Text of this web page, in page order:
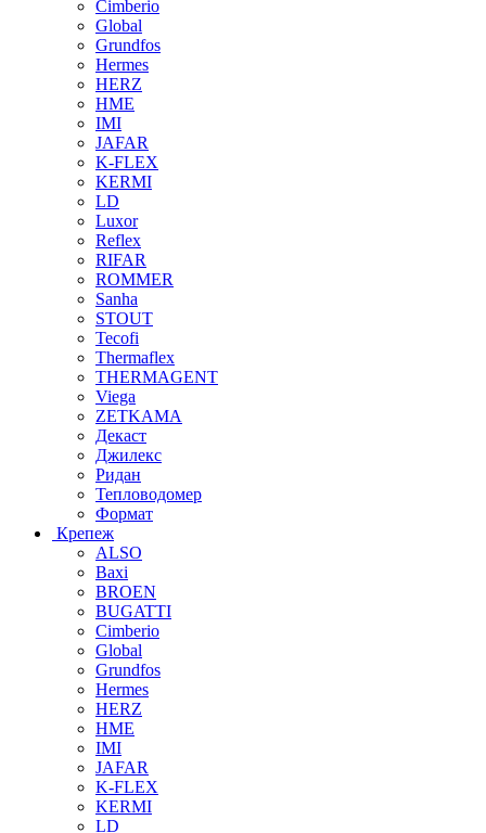
Cimberio
Global
Grundfos
Hermes
HERZ
HME
IMI
JAFAR
K-FLEX
KERMI
LD
Luxor
Reflex
RIFAR
ROMMER
Sanha
STOUT
Tecofi
Thermaflex
THERMAGENT
Viega
ZETKAMA
Декаст
Джилекс
Ридан
Тепловодомер
Формат
Крепеж
ALSO
Baxi
BROEN
BUGATTI
Cimberio
Global
Grundfos
Hermes
HERZ
HME
IMI
JAFAR
K-FLEX
KERMI
LD